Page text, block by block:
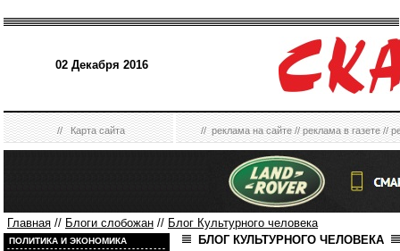
02 Декабря 2016
//Карта сайта //реклама на сайте//реклама в газете//
Главная // Блоги слобожан // Блог Культурного человека
ПОЛИТИКА И ЭКОНОМИКА
БЛОГ КУЛЬТУРНОГО ЧЕЛОВЕКА